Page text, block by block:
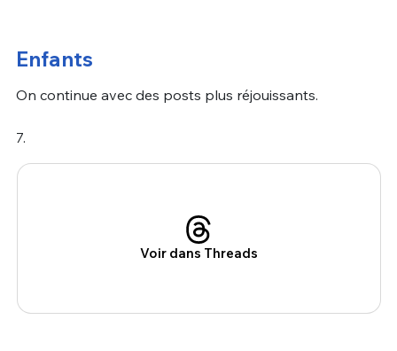
Enfants
On continue avec des posts plus réjouissants.
7.
Voir dans Threads